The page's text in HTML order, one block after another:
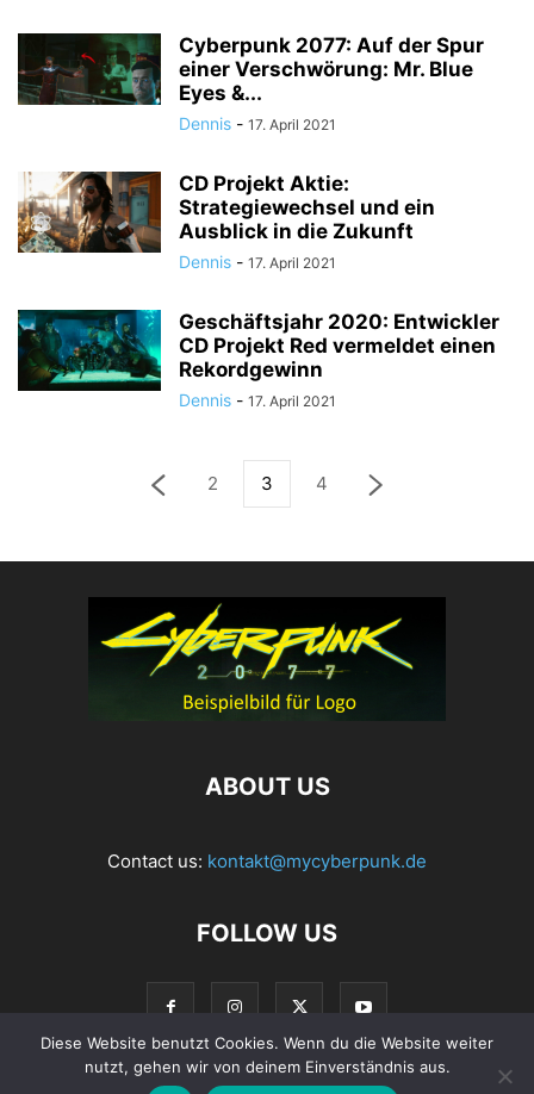
Cyberpunk 2077: Auf der Spur
einer Verschwörung: Mr. Blue
Eyes &...
Dennis - 17. April 2021
CD Projekt Aktie:
Strategiewechsel und ein
Ausblick in die Zukunft
Dennis - 17. April 2021
Geschäftsjahr 2020: Entwickler
CD Projekt Red vermeldet einen
Rekordgewinn
Dennis - 17. April 2021
2 3 4
ABOUT US
Contact us: kontakt@mycyberpunk.de
FOLLOW US
Diese Website benutzt Cookies. Wenn du die Website weiter
nutzt, gehen wir von deinem Einverständnis aus.